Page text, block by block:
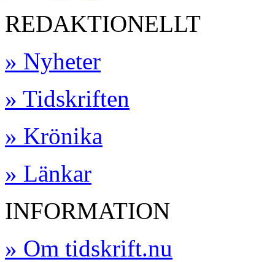
REDAKTIONELLT
» Nyheter
» Tidskriften
» Krönika
» Länkar
INFORMATION
» Om tidskrift.nu